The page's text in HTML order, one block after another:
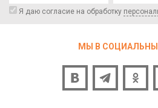
Я даю согласие на обработку
МЫ В